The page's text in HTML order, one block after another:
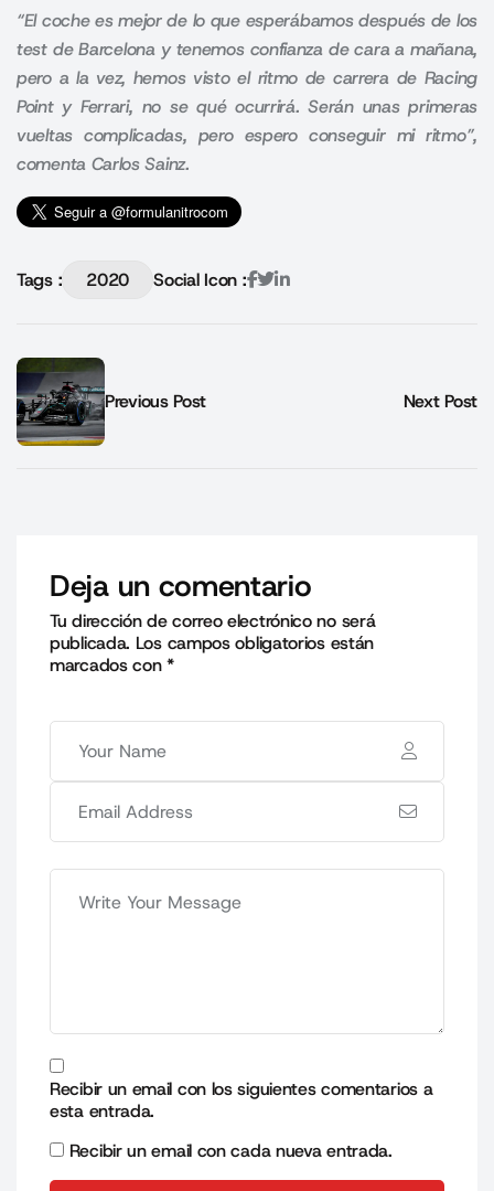
“El coche es mejor de lo que esperábamos después de los
test de Barcelona y tenemos confianza de cara a mañana,
pero a la vez, hemos visto el ritmo de carrera de Racing
Point y Ferrari, no se qué ocurrirá. Serán unas primeras
vueltas complicadas, pero espero conseguir mi ritmo”,
comenta Carlos Sainz.
Tags : 2020 Social Icon :
Previous Post Next Post
Deja un comentario
Tu dirección de correo electrónico no será
publicada. Los campos obligatorios están
marcados con*
Recibir un email con los siguientes comentarios a
esta entrada.
Recibir un email con cada nueva entrada.